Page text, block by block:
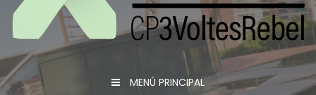
MENÚ PRINCIPAL